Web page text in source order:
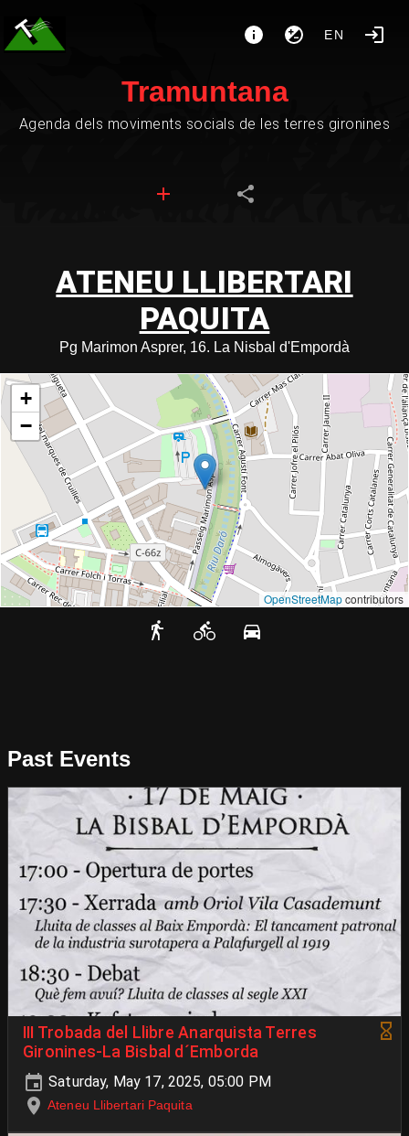
EN
Tramuntana
Agenda dels moviments socials de les terres gironines
ATENEU LLIBERTARI
PAQUITA
Pg Marimon Asprer, 16. La Nisbal d'Empordà
+
−
OpenStreetMapcontributors
Past Events
III Trobada del Llibre Anarquista Terres
Gironines-La Bisbal d´Emborda
Saturday, May 17, 2025, 05:00 PM
Ateneu Llibertari Paquita